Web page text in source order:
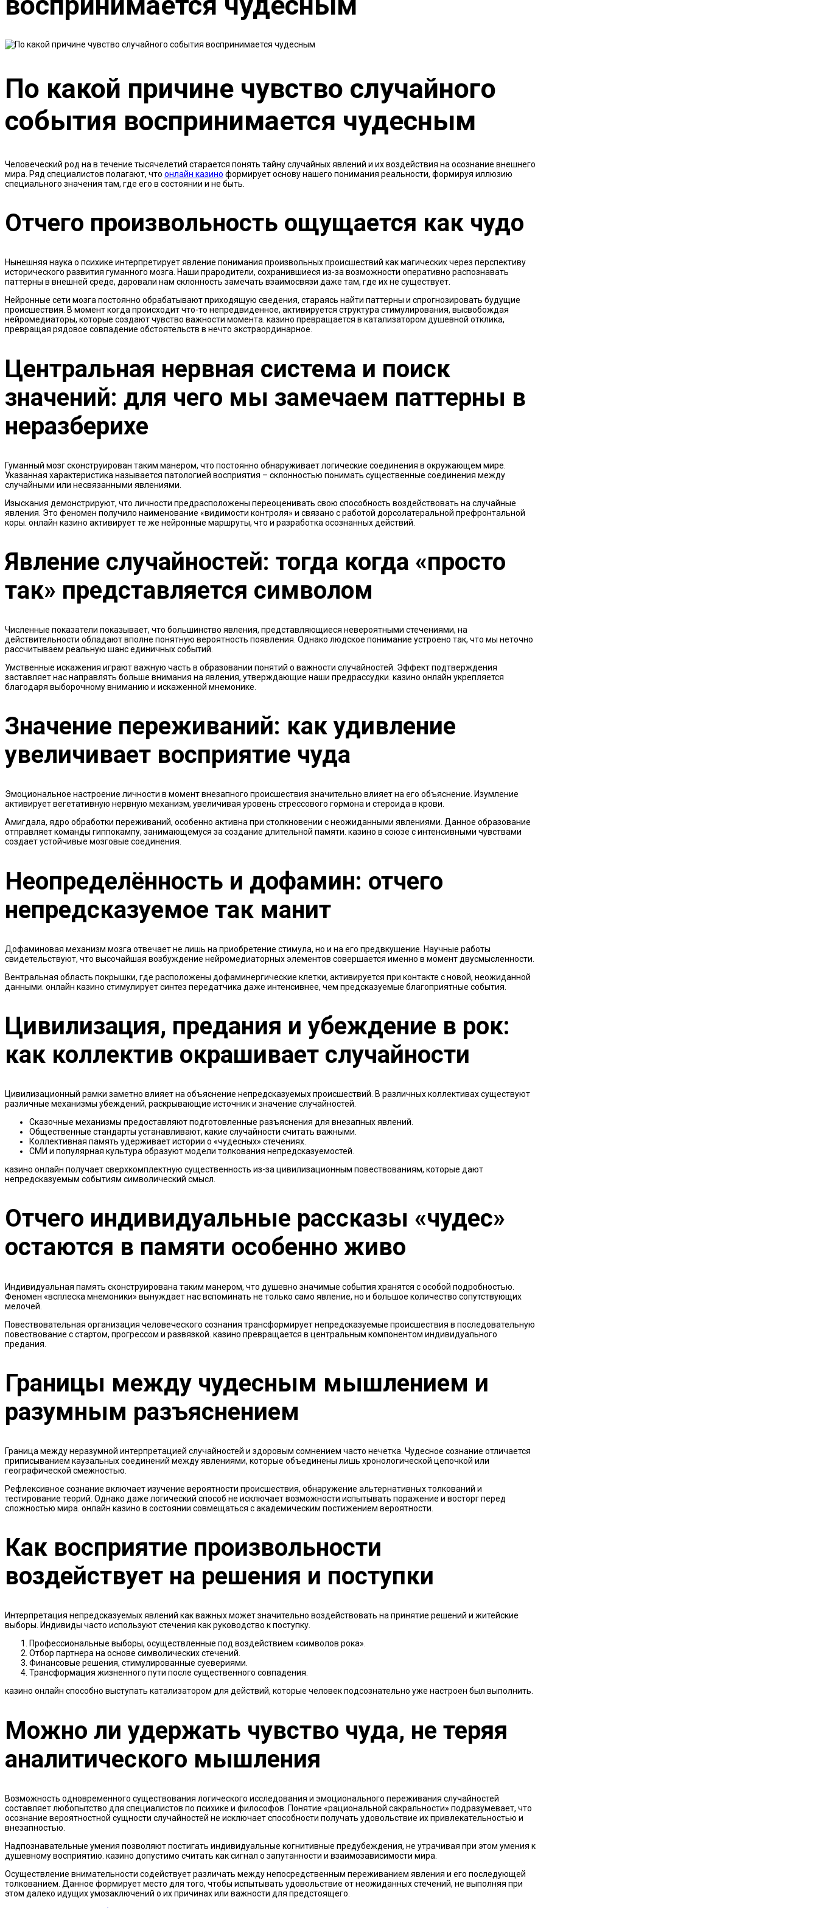
По какой причине чувство случайного
события воспринимается чудесным
Человеческий род на в течение тысячелетий старается понять тайну случайных явлений и их воздействия на осознание внешнего
мира. Ряд специалистов полагают, что онлайн казино формирует основу нашего понимания реальности, формируя иллюзию
специального значения там, где его в состоянии и не быть.
Отчего произвольность ощущается как чудо
Нынешняя наука о психике интерпретирует явление понимания произвольных происшествий как магических через перспективу
исторического развития гуманного мозга. Наши прародители, сохранившиеся из-за возможности оперативно распознавать
паттерны в внешней среде, даровали нам склонность замечать взаимосвязи даже там, где их не существует.
Нейронные сети мозга постоянно обрабатывают приходящую сведения, стараясь найти паттерны и спрогнозировать будущие
происшествия. В момент когда происходит что-то непредвиденное, активируется структура стимулирования, высвобождая
нейромедиаторы, которые создают чувство важности момента. казино превращается в катализатором душевной отклика,
превращая рядовое совпадение обстоятельств в нечто экстраординарное.
Центральная нервная система и поиск
значений: для чего мы замечаем паттерны в
неразберихе
Гуманный мозг сконструирован таким манером, что постоянно обнаруживает логические соединения в окружающем мире.
Указанная характеристика называется патологией восприятия – склонностью понимать существенные соединения между
случайными или несвязанными явлениями.
Изыскания демонстрируют, что личности предрасположены переоценивать свою способность воздействовать на случайные
явления. Это феномен получило наименование «видимости контроля» и связано с работой дорсолатеральной префронтальной
коры. онлайн казино активирует те же нейронные маршруты, что и разработка осознанных действий.
Явление случайностей: тогда когда «просто
так» представляется символом
Численные показатели показывает, что большинство явления, представляющиеся невероятными стечениями, на
действительности обладают вполне понятную вероятность появления. Однако людское понимание устроено так, что мы неточно
рассчитываем реальную шанс единичных событий.
Умственные искажения играют важную часть в образовании понятий о важности случайностей. Эффект подтверждения
заставляет нас направлять больше внимания на явления, утверждающие наши предрассудки. казино онлайн укрепляется
благодаря выборочному вниманию и искаженной мнемонике.
Значение переживаний: как удивление
увеличивает восприятие чуда
Эмоциональное настроение личности в момент внезапного происшествия значительно влияет на его объяснение. Изумление
активирует вегетативную нервную механизм, увеличивая уровень стрессового гормона и стероида в крови.
Амигдала, ядро обработки переживаний, особенно активна при столкновении с неожиданными явлениями. Данное образование
отправляет команды гиппокампу, занимающемуся за создание длительной памяти. казино в союзе с интенсивными чувствами
создает устойчивые мозговые соединения.
Неопределённость и дофамин: отчего
непредсказуемое так манит
Дофаминовая механизм мозга отвечает не лишь на приобретение стимула, но и на его предвкушение. Научные работы
свидетельствуют, что высочайшая возбуждение нейромедиаторных элементов совершается именно в момент двусмысленности.
Вентральная область покрышки, где расположены дофаминергические клетки, активируется при контакте с новой, неожиданной
данными. онлайн казино стимулирует синтез передатчика даже интенсивнее, чем предсказуемые благоприятные события.
Цивилизация, предания и убеждение в рок:
как коллектив окрашивает случайности
Цивилизационный рамки заметно влияет на объяснение непредсказуемых происшествий. В различных коллективах существуют
различные механизмы убеждений, раскрывающие источник и значение случайностей.
Сказочные механизмы предоставляют подготовленные разъяснения для внезапных явлений.
Общественные стандарты устанавливают, какие случайности считать важными.
Коллективная память удерживает истории о «чудесных» стечениях.
СМИ и популярная культура образуют модели толкования непредсказуемостей.
казино онлайн получает сверхкомплектную существенность из-за цивилизационным повествованиям, которые дают
непредсказуемым событиям символический смысл.
Отчего индивидуальные рассказы «чудес»
остаются в памяти особенно живо
Индивидуальная память сконструирована таким манером, что душевно значимые события хранятся с особой подробностью.
Феномен «всплеска мнемоники» вынуждает нас вспоминать не только само явление, но и большое количество сопутствующих
мелочей.
Повествовательная организация человеческого сознания трансформирует непредсказуемые происшествия в последовательную
повествование с стартом, прогрессом и развязкой. казино превращается в центральным компонентом индивидуального
предания.
Границы между чудесным мышлением и
разумным разъяснением
Граница между неразумной интерпретацией случайностей и здоровым сомнением часто нечетка. Чудесное сознание отличается
приписыванием каузальных соединений между явлениями, которые объединены лишь хронологической цепочкой или
географической смежностью.
Рефлексивное сознание включает изучение вероятности происшествия, обнаружение альтернативных толкований и
тестирование теорий. Однако даже логический способ не исключает возможности испытывать поражение и восторг перед
сложностью мира. онлайн казино в состоянии совмещаться с академическим постижением вероятности.
Как восприятие произвольности
воздействует на решения и поступки
Интерпретация непредсказуемых явлений как важных может значительно воздействовать на принятие решений и житейские
выборы. Индивиды часто используют стечения как руководство к поступку.
Профессиональные выборы, осуществленные под воздействием «символов рока».
Отбор партнера на основе символических стечений.
Финансовые решения, стимулированные суевериями.
Трансформация жизненного пути после существенного совпадения.
казино онлайн способно выступать катализатором для действий, которые человек подсознательно уже настроен был выполнить.
Можно ли удержать чувство чуда, не теряя
аналитического мышления
Возможность одновременного существования логического исследования и эмоционального переживания случайностей
составляет любопытство для специалистов по психике и философов. Понятие «рациональной сакральности» подразумевает, что
осознание вероятностной сущности случайностей не исключает способности получать удовольствие их привлекательностью и
внезапностью.
Надпознавательные умения позволяют постигать индивидуальные когнитивные предубеждения, не утрачивая при этом умения к
душевному восприятию. казино допустимо считать как сигнал о запутанности и взаимозависимости мира.
Осуществление внимательности содействует различать между непосредственным переживанием явления и его последующей
толкованием. Данное формирует место для того, чтобы испытывать удовольствие от неожиданных стечений, не выполняя при
этом далеко идущих умозаключений о их причинах или важности для предстоящего.